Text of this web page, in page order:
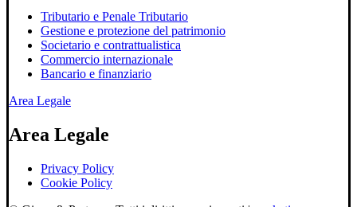
Tributario e Penale Tributario
Gestione e protezione del patrimonio
Societario e contrattualistica
Commercio internazionale
Bancario e finanziario
Area Legale
Area Legale
Privacy Policy
Cookie Policy